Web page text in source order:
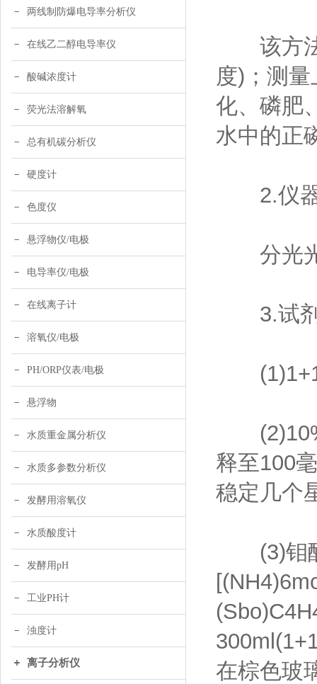
两线制防爆电导率分析仪
在线乙二醇电导率仪
酸碱浓度计
荧光法溶解氧
总有机碳分析仪
硬度计
色度仪
悬浮物仪/电极
电导率仪/电极
在线离子计
溶氧仪/电极
PH/ORP仪表/电极
悬浮物
水质重金属分析仪
水质多参数分析仪
发酵用溶氧仪
水质酸度计
发酵用pH
工业PH计
浊度计
离子分析仪
该方法
度)；测
化、磷肥
水中的正
2.仪
分光光
3.试
(1)1+1
释至100
稳定几个
(3)钼酸
在棕色玻